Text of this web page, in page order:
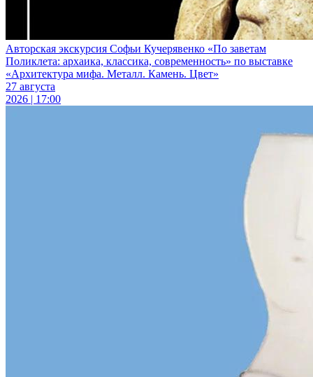
Авторская экскурсия Софьи Кучерявенко «По заветам
Поликлета: архаика, классика, современность» по выставке
«Архитектура мифа. Металл. Камень. Цвет»
27 августа
2026 | 17:00